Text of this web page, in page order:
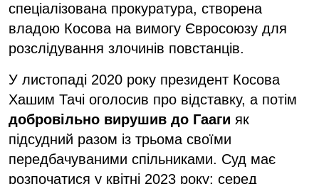
спеціалізована прокуратура, створена
владою Косова на вимогу Євросоюзу для
розслідування злочинів повстанців.
У листопаді 2020 року президент Косова
Хашим Тачі оголосив про відставку, а потім
добровільно вирушив до Гааги як
підсудний разом із трьома своїми
передбачуваними спільниками. Суд має
розпочатися у квітні 2023 року; серед